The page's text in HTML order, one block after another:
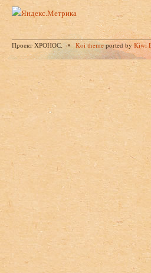
Проект ХРОНОС. Koi themeported byKiwi